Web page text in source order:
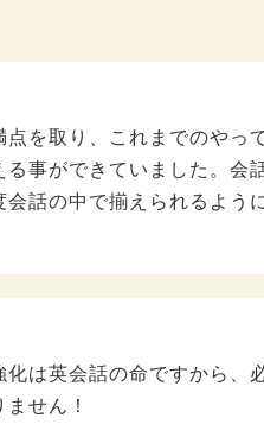
を取り、これまでのやっ
事ができていました。会
話の中で揃えられるよう
は英会話の命ですから、
せん！